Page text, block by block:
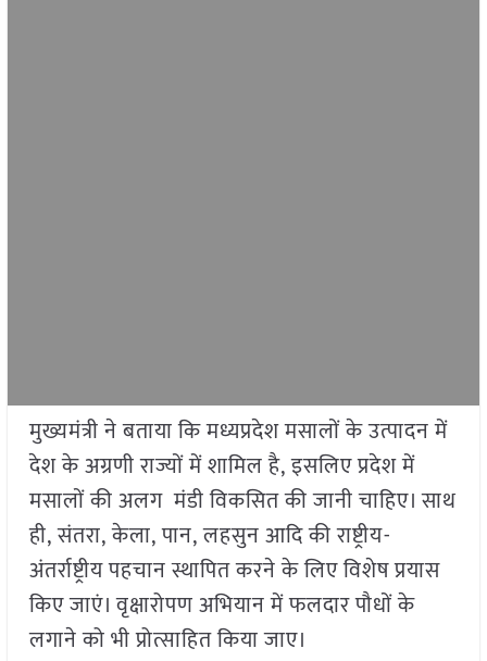
मुख्यमंत्री ने बताया कि मध्यप्रदेश मसालों के उत्पादन में
देश के अग्रणी राज्यों में शामिल है, इसलिए प्रदेश में
मसालों की अलग मंडी विकसित की जानी चाहिए। साथ
ही, संतरा, केला, पान, लहसुन आदि की राष्ट्रीय-
अंतर्राष्ट्रीय पहचान स्थापित करने के लिए विशेष प्रयास
किए जाएं। वृक्षारोपण अभियान में फलदार पौधों के
लगाने को भी प्रोत्साहित किया जाए।